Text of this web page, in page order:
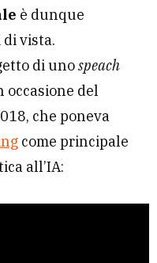
è dunque
vista.
di unospeach
del
che poneva
come principale
all’IA: